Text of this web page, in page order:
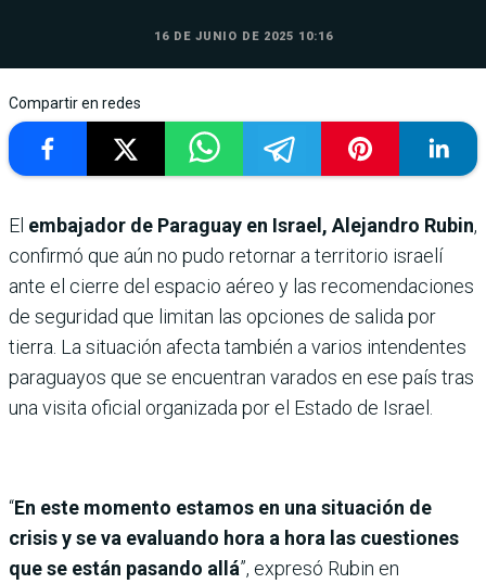
16 DE JUNIO DE 2025 10:16
Compartir en redes
El embajador de Paraguay en Israel, Alejandro Rubin,
confirmó que aún no pudo retornar a territorio israelí
ante el cierre del espacio aéreo y las recomendaciones
de seguridad que limitan las opciones de salida por
tierra. La situación afecta también a varios intendentes
paraguayos que se encuentran varados en ese país tras
una visita oficial organizada por el Estado de Israel.
“En este momento estamos en una situación de
crisis y se va evaluando hora a hora las cuestiones
que se están pasando allá”, expresó Rubin en